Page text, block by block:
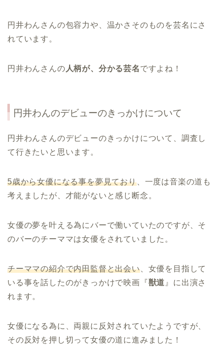
円井わんさんの包容力や、温かさそのものを芸名にさ
れています。
円井わんさんの 人柄が、分かる芸名 ですよね！
円井わんのデビューのきっかけについて
円井わんさんのデビューのきっかけについて、調査し
て行きたいと思います。
5歳から女優になる事を夢見ており、一度は音楽の道も
考えましたが、才能がないと感じ断念。
女優の夢を叶える為にバーで働いていたのですが、そ
のバーのチーママは女優をされていました。
チーママの紹介で内田監督と出会い、女優を目指して
いる事を話したのがきっかけで映画『獣道 』に出演さ
れます。
女優になる為に、両親に反対されていたようですが、
その反対を押し切って女優の道に進みました！